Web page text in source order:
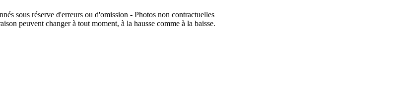
sous réserve d'erreurs ou d'omission - Photos non contractuelles
peuvent changer à tout moment, à la hausse comme à la baisse.